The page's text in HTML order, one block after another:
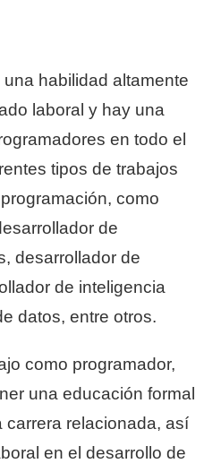
habilidad altamente
laboral y hay una
en todo el
tipos de trabajos
como
de
desarrollador de
de inteligencia
datos, entre otros.
como programador,
una educación formal
carrera relacionada, así
en el desarrollo de